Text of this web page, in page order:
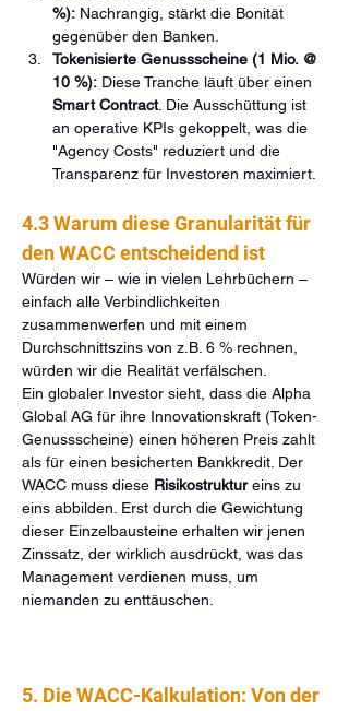
%): Nachrangig, stärkt die Bonität
gegenüber den Banken.
Tokenisierte Genussscheine (1 Mio. @
10 %): Diese Tranche läuft über einen
Smart Contract. Die Ausschüttung ist
an operative KPIs gekoppelt, was die
"Agency Costs" reduziert und die
Transparenz für Investoren maximiert.
4.3 Warum diese Granularität für
den WACC entscheidend ist
Würden wir – wie in vielen Lehrbüchern –
einfach alle Verbindlichkeiten
zusammenwerfen und mit einem
Durchschnittszins von z.B. 6 % rechnen,
würden wir die Realität verfälschen.
Ein globaler Investor sieht, dass die Alpha
Global AG für ihre Innovationskraft (Token-
Genussscheine) einen höheren Preis zahlt
als für einen besicherten Bankkredit. Der
WACC muss diese Risikostruktur eins zu
eins abbilden. Erst durch die Gewichtung
dieser Einzelbausteine erhalten wir jenen
Zinssatz, der wirklich ausdrückt, was das
Management verdienen muss, um
niemanden zu enttäuschen.
5. Die WACC-Kalkulation: Von der